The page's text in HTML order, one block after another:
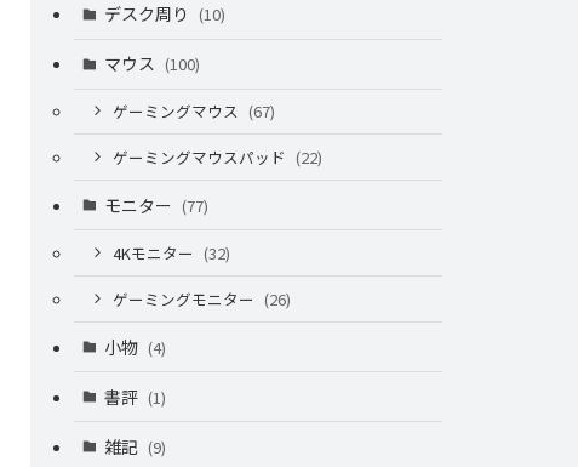
デスク周り (10)
マウス (100)
ゲーミングマウス (67)
ゲーミングマウスパッド (22)
モニター (77)
4Kモニター (32)
ゲーミングモニター (26)
小物 (4)
書評 (1)
雑記 (9)